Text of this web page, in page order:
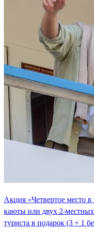
Акция «Четвертое место в
каюты или двух 2-
туриста в подарок (3 + 1